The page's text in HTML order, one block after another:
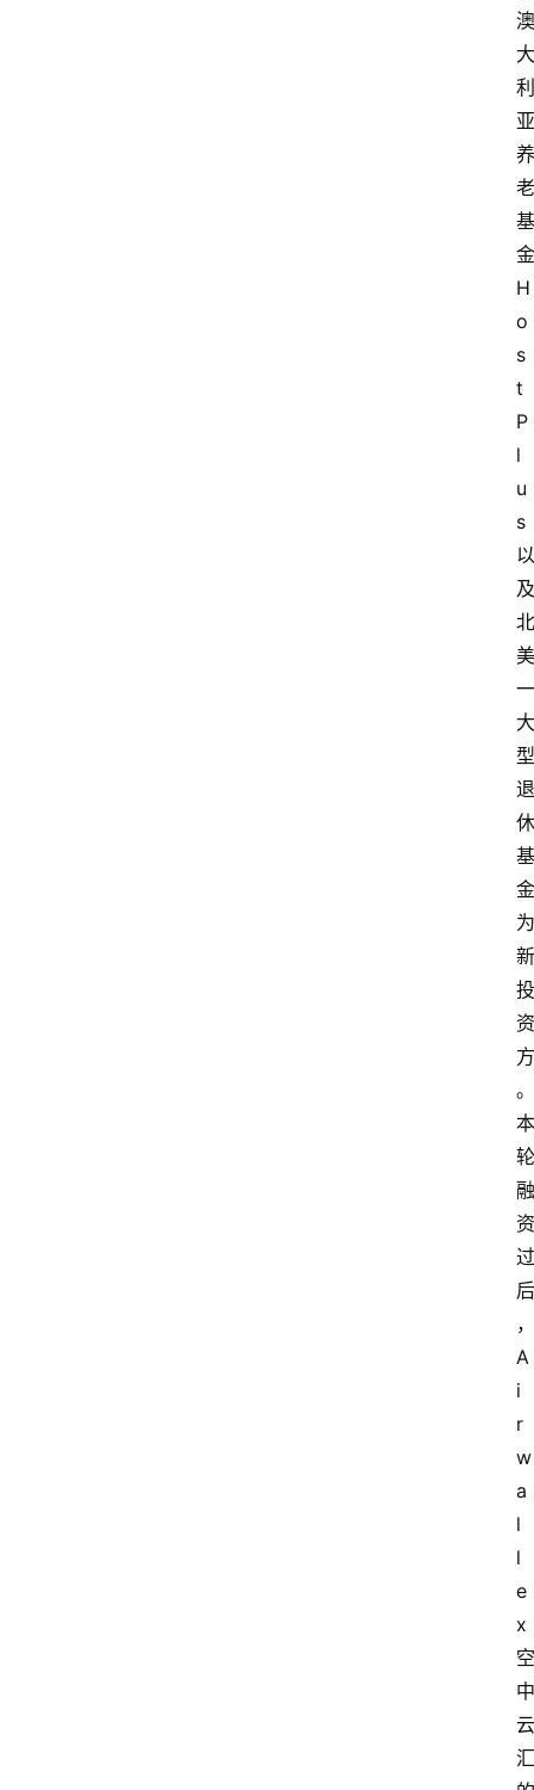
澳
大
利
亚
养
老
基
金
H
o
s
t
P
l
u
s
以
及
北
美
一
大
型
退
休
基
金
为
新
投
资
方
。
本
轮
融
资
过
后
，
A
i
r
w
a
l
l
e
x
空
中
云
汇